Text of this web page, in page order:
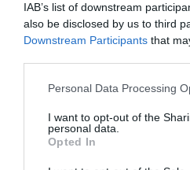
IAB’s list of downstream
also be disclosed by us to third
Downstream Participants that
Personal Data Processing
I want to opt-out of the
personal data.
Opted In